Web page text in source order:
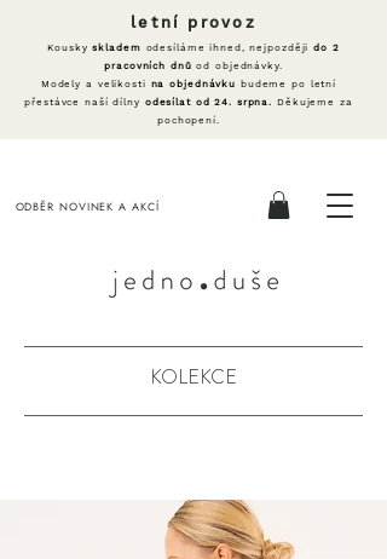
ODBĚR NOVINEK A AKCÍ
letní provoz
Kouskyskladem odesíláme ihned, nejpozdějido 2
pracovních dnů od objednávky.
Modely a velikosti na objednávku
budeme po letní
přestávce naší dílny odesílat od 24. srpna. Děkujeme za
pochopení.
KOLEKCE